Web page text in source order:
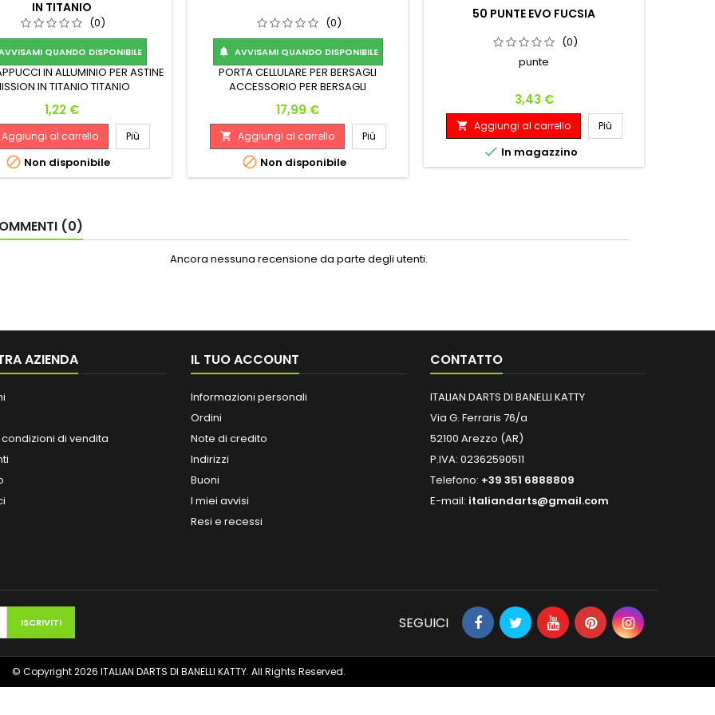
IN TITANIO
(0)
QUANDO DISPONIBILE
IN ALLUMINIO PER ASTINE
IN TITANIO TITANIO
Prezzo
1,22 €
Aggiungi al carrello Più
 Non disponibile
(0)
 AVVISAMI QUANDO DISPONIBILE
PORTA CELLULARE PER BERSAGLI
ACCESSORIO PER BERSAGLI
Prezzo
17,99 €
 Aggiungi al carrello Più
 Non disponibile
50 PUNTE EVO FUCSIA
(0)
punte
Prezzo
3,43 €
 Aggiungi al carrello Più
 In magazzino
(0)
Ancora nessuna recensione da parte degli utenti.
AZIENDA
di vendita
IL TUO ACCOUNT
Informazioni personali
Ordini
Note di credito
Indirizzi
Buoni
I miei avvisi
Resi e recessi
CONTATTO
ITALIAN DARTS DI BANELLI KATTY
Via G. Ferraris 76/a
52100 Arezzo (AR)
P.IVA: 02362590511
Telefono: +39 351 6888809
E-mail: italiandarts@gmail.com
SEGUICI
© Copyright 2026 ITALIAN DARTS DI BANELLI KATTY. All Rights Reserved.